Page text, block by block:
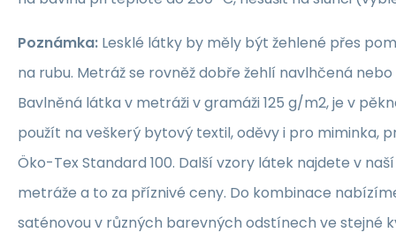
Poznámka: Lesklé látky by měly být žehlené přes
na rubu. Metráž se rovněž dobře žehlí navlhčená
Bavlněná látka v metráži v gramáži 125 g/m2, je v
použít na veškerý bytový textil, oděvy i pro miminka,
Öko-Tex Standard 100. Další vzory látek najdete v
metráže a to za příznivé ceny. Do kombinace
saténovou v různých barevných odstínech ve stejné